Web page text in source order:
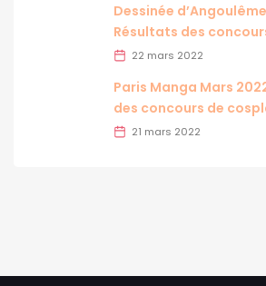
Dessinée
Résultats des
22 mars 2022
Paris Manga Mars
des concours de
21 mars 2022